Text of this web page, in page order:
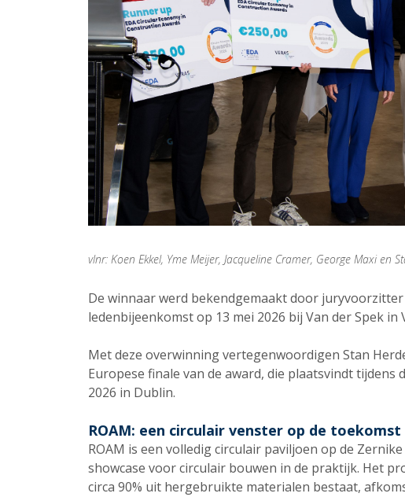
vlnr: Koen Ekkel, Yme Meijer, Jacqueline Cramer, George Maxi en
De winnaar werd bekendgemaakt door juryvoorzitter
ledenbijeenkomst op 13 mei 2026 bij Van der Spek in
Met deze overwinning vertegenwoordigen Stan
Europese finale van de award, die plaatsvindt tijdens
2026 in Dublin.
ROAM: een circulair venster op de toekomst
ROAM is een volledig circulair paviljoen op de
showcase voor circulair bouwen in de praktijk. Het
circa 90% uit hergebruikte materialen bestaat,